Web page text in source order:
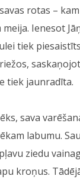
rotas –
Ienesot
tiek
tiek jaunradīta.
sava
labumu.
ziedu
kroņus.